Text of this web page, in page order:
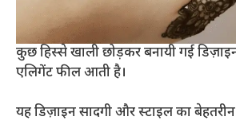
कुछ हिस्से खाली छोड़कर बनायी गई
एलिगेंट फील आती है।
यह डिज़ाइन सादगी और स्टाइल का बेहतरीन